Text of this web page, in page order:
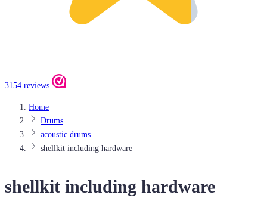
3154 reviews
Home
Drums
acoustic drums
shellkit including hardware
shellkit including hardware